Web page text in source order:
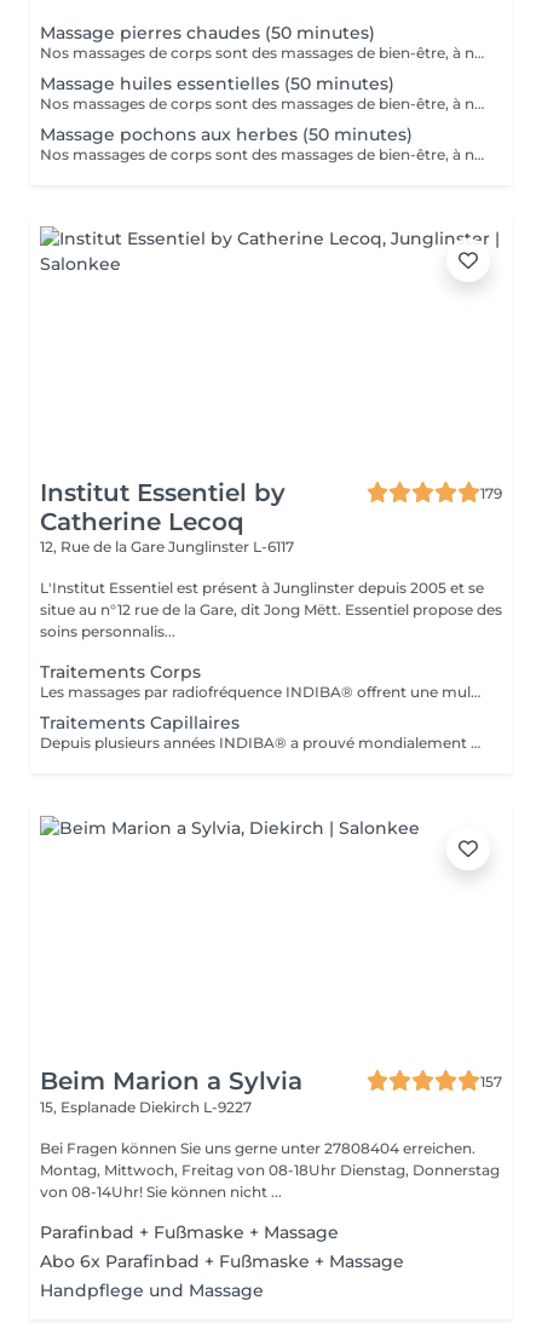
Massage pierres chaudes (50 minutes)
Nos massages de corps sont des massages de bien-être, à ne pas confondre avec les massages médicaux.
Massage huiles essentielles (50 minutes)
Nos massages de corps sont des massages de bien-être, à ne pas confondre avec les massages médicaux.
Massage pochons aux herbes (50 minutes)
Nos massages de corps sont des massages de bien-être, à ne pas confondre avec les massages médicaux.
Institut Essentiel by
Catherine Lecoq
179
12, Rue de la Gare Junglinster L-6117
L'Institut Essentiel est présent à Junglinster depuis 2005 et se
situe au n°12 rue de la Gare, dit Jong Mëtt. Essentiel propose des
soins personnalis...
Traitements Corps
Les massages par radiofréquence INDIBA® offrent une multitudes de bienfaits. De la relaxation au massage anti-cellulite et raffermissant, INDIBA® traite en douceur et efficacement. L'action en profondeur de la technologie de radiofréquence stimule la production de collagène, améliore le tonus musculaire et la circulation sanguine et renforce les défenses naturelles de la peau. Dès le premier massage vous ressentirez la différence et constater les premiers effets. Pour vous informer sur les effets et les traitements avec la méthode INDIBA® vous pouvez réserver un rendez-vous informatif. Le traitement ne convient pas si vous: - êtes en ceinte - portez un pacemaker - souffrez de thrombose, phlébite - troubles vasculaires graves - êtes traité pour un cancer (demandez avis médical)
Traitements Capillaires
Depuis plusieurs années INDIBA® a prouvé mondialement son efficacité à lutter contre la dégénérescence cellulaire (vieillissement cellulaire). La technologie de INDIBA® Haiwave a été spécifiquement conçue pour traiter le problème de la chute des cheveux du au vieillissement ou en raison de problèmes hormonaux. En activant la micro circulation, les racines des cheveux sont intensément nourries en oxygène et peuvent se régénérer très rapidement. Le poil sort ainsi de sa phase de repos et peut repousser. Progressivement (à p.de 4 séances) les premiers cheveux sont visibles. Le traitement doit impérativement se réaliser 3-4 fois par semaines sur une durée de 1mois (revitalisation, cheveux fins, prévention anti-chute) ou 2 mois pour la perte de cheveux et calvitie. Nous proposons un forfait de 12 séances avec une remise immédiate de 15%. 1 à 2 cure de 12 séances sont conseillés à intervalle de 4-6 semaines. N'hésitez pas à nous contacter pour plus d'information ou réserver votre séance d'information (gratuite) en ligne.
Beim Marion a Sylvia
157
15, Esplanade Diekirch L-9227
Bei Fragen können Sie uns gerne unter 27808404 erreichen.
Montag, Mittwoch, Freitag von 08-18Uhr Dienstag, Donnerstag
von 08-14Uhr! Sie können nicht ...
Parafinbad + Fußmaske + Massage
Abo 6x Parafinbad + Fußmaske + Massage
Handpflege und Massage